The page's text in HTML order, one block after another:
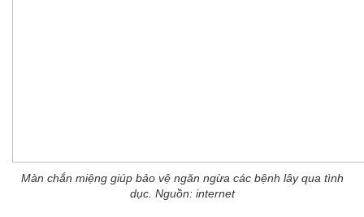
Màn chắn miệng giúp bảo vệ ngăn ngừa các bệnh lây qua tình
dục. Nguồn: internet